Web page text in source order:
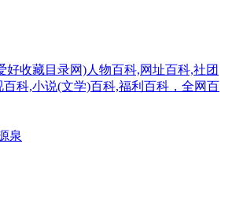
好收藏目录网)人物百科,网址百科,社团
百科,小说(文学)百科,福利百科，全网百
泉